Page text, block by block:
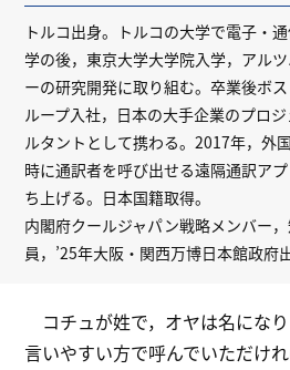
トルコ出身。トルコの大学で電子・
学の後，東京大学大学院入学，アル
ーの研究開発に取り組む。卒業後ボ
ループ入社，日本の大手企業のプロ
ルタントとして携わる。2017年，外
時に通訳者を呼び出せる遠隔通訳ア
ち上げる。日本国籍取得。
内閣府クールジャパン戦略メンバー
員，’25年大阪・関西万博日本館政府
コチュが姓で，オヤは名になり
言いやすい方で呼んでいただけ